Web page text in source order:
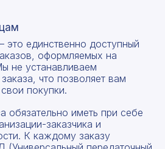
это единственно доступный
оформляемых на
не устанавливаем
что позволяет вам
покупки.
обязательно иметь при себе
заказчика и
К каждому заказу